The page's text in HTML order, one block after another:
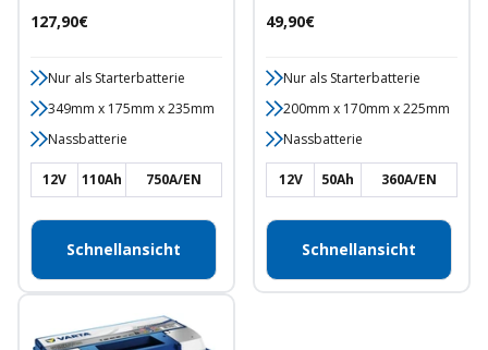
Angebotspreis
127,90€
Nur als Starterbatterie
349mm x 175mm x 235mm
Nassbatterie
12V 110Ah 750A/EN
Schnellansicht
Angebotspreis
49,90€
Nur als Starterbatterie
200mm x 170mm x 225mm
Nassbatterie
12V 50Ah 360A/EN
Schnellansicht